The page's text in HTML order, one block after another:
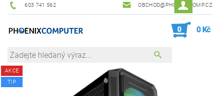
603 741 562 OBCHOD@PHOENIXCOMP.CZ
0 0 Kč
AKCE
TIP